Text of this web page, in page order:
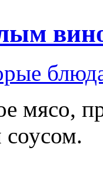
мясо,